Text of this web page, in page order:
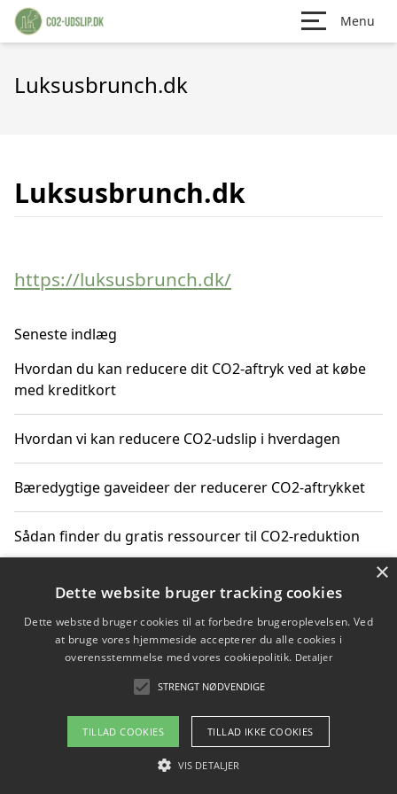
Menu
Luksusbrunch.dk
Luksusbrunch.dk
https://luksusbrunch.dk/
Seneste indlæg
Hvordan du kan reducere dit CO2-aftryk ved at købe
med kreditkort
Hvordan vi kan reducere CO2-udslip i hverdagen
Bæredygtige gaveideer der reducerer CO2-aftrykket
Sådan finder du gratis ressourcer til CO2-reduktion
Hvordan gadgets til hjemmet kan reducere CO2-udslip
Copyright 2026 - Pilanto Aps
Om / kontakt
Blog Betingelser
×
Dette website bruger tracking cookies
Dette websted bruger cookies til at forbedre brugeroplevelsen. Ved
at bruge vores hjemmeside accepterer du alle cookies i
overensstemmelse med vores cookiepolitik. Detaljer
STRENGT NØDVENDIGE
TILLAD COOKIES TILLAD IKKE COOKIES
VIS DETALJER